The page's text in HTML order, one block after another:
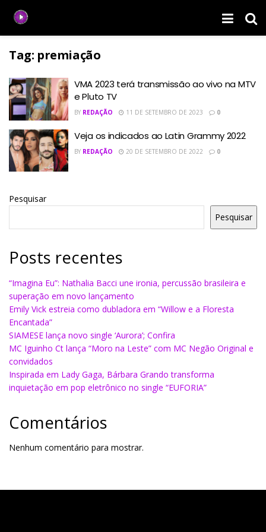
Tag: premiação
VMA 2023 terá transmissão ao vivo na MTV
e Pluto TV
BY REDAÇÃO 11 DE SETEMBRO DE 2023 0
Veja os indicados ao Latin Grammy 2022
BY REDAÇÃO 20 DE SETEMBRO DE 2022 0
Pesquisar
Pesquisar
Posts recentes
“Imagina Eu”: Nathalia Bacci une ironia, percussão brasileira e
superação em novo lançamento
Emily Vick estreia como dubladora em “Willow e a Floresta
Encantada”
SIAMESE lança novo single ‘Aurora’; Confira
MC Iguinho Ct lança “Moro na Leste” com MC Negão Original e
convidados
Inspirada em Lady Gaga, Bárbara Grando transforma
inquietação em pop eletrônico no single “EUFORIA”
Comentários
Nenhum comentário para mostrar.